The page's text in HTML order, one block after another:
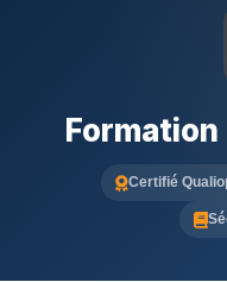
Formation
Certifié